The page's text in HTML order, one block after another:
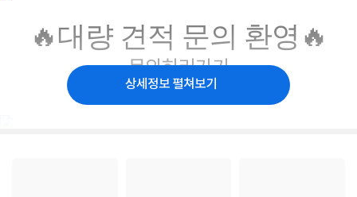
🔥대량 견적 문의 환영🔥
문의하러가기
상세정보 펼쳐보기